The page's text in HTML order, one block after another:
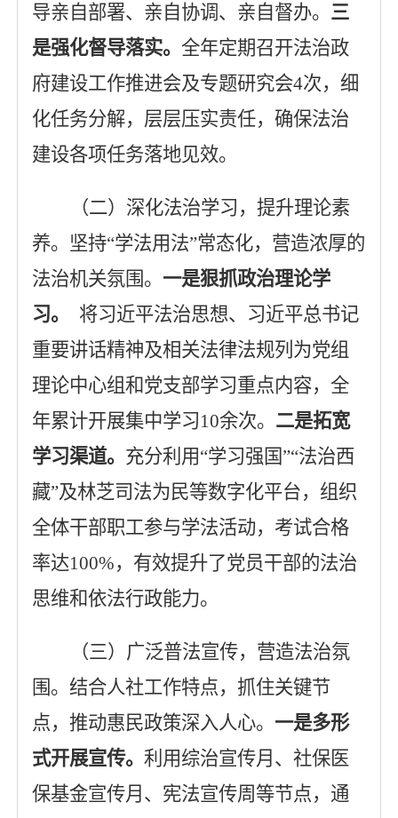
导亲自部署、亲自协调、亲自督办。 三
是强化督导落实。 全年定期召开法治政
府建设工作推进会及专题研究会4次，细
化任务分解，层层压实责任，确保法治
建设各项任务落地见效。
（二）深化法治学习，提升理论素
养。 坚持“学法用法”常态化，营造浓厚的
法治机关氛围。 一是狠抓政治理论学
习。
将习近平法治思想、习近平总书记
重要讲话精神及相关法律法规列为党组
理论中心组和党支部学习重点内容，全
年累计开展集中学习10余次。 二是拓宽
学习渠道。 充分利用“学习强国”“法治西
藏”及林芝司法为民等数字化平台，组织
全体干部职工参与学法活动，考试合格
率达100%，有效提升了党员干部的法治
思维和依法行政能力。
（三）广泛普法宣传，营造法治氛
围 。 结合人社工作特点，抓住关键节
点，推动惠民政策深入人心。 一是多形
式开展宣传。 利用综治宣传月、社保医
保基金宣传月、宪法宣传周等节点，通